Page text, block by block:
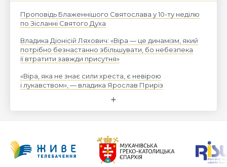
Проповідь Блаженнішого Святослава у 10-ту неділю
по Зісланні Святого Духа
Владика Діонісій Ляхович: «Віра — це динамізм, який
потрібно безнастанно збільшувати, бо небезпека
її втратити завжди присутня»
«Віра, яка не знає сили хреста, є невірою
і лукавством», — владика Ярослав Приріз